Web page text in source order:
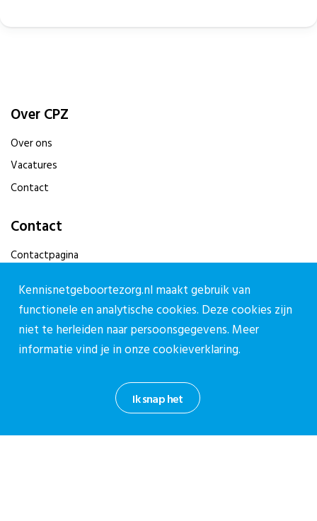
Over CPZ
Over ons
Vacatures
Contact
Contact
Contactpagina
cpz@stichtingcpz.nl
Mercatorlaan 1200, 3528 BL Utrecht
Blijf op de hoogte
Meld je aan voor onze nieuwsbrief.
Aanmelden nieuwsbrief
Ik snap het
Kennisnetgeboortezorg.nl maakt gebruik van
functionele en analytische cookies. Deze cookies zijn
niet te herleiden naar persoonsgegevens. Meer
informatie vind je in onzecookieverklaring.